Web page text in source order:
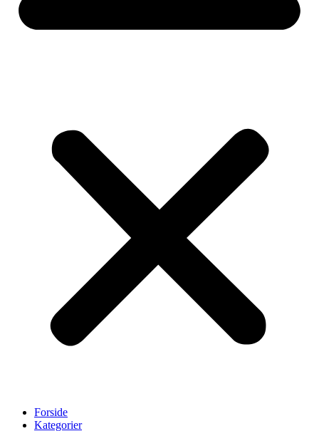
Forside
Kategorier